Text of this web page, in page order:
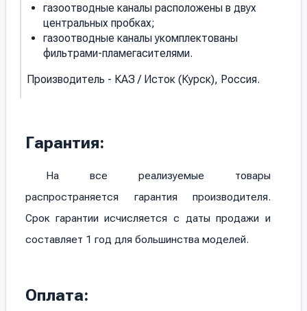
газоотводные каналы расположены в двух
центральных пробках;
газоотводные каналы укомплектованы
фильтрами-пламегасителями.
Производитель - КАЗ / Исток (Курск), Россия.
Гарантия:
На все реализуемые товары
распространяется гарантия производителя.
Срок гарантии исчисляется с даты продажи и
составляет 1 год для большинства моделей.
Оплата: